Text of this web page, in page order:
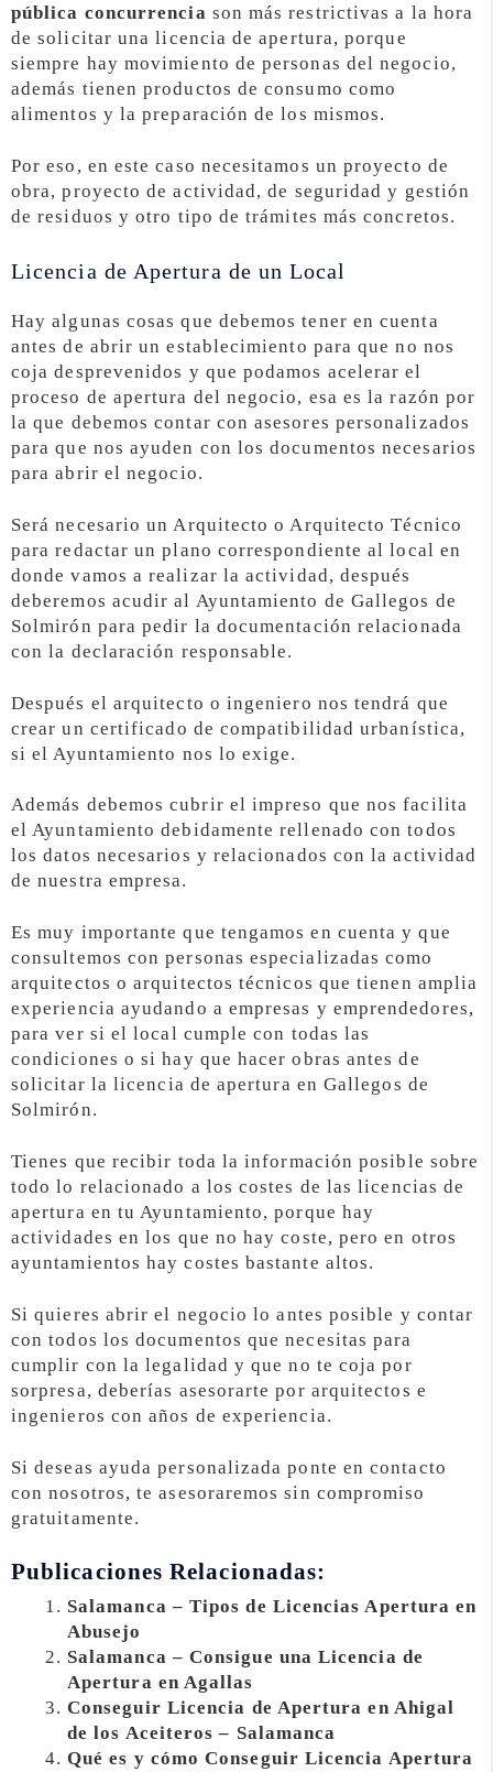
pública concurrencia son más restrictivas a la hora
de solicitar una licencia de apertura, porque
siempre hay movimiento de personas del negocio,
además tienen productos de consumo como
alimentos y la preparación de los mismos.
Por eso, en este caso necesitamos un proyecto de
obra, proyecto de actividad, de seguridad y gestión
de residuos y otro tipo de trámites más concretos.
Licencia de Apertura de un Local
Hay algunas cosas que debemos tener en cuenta
antes de abrir un establecimiento para que no nos
coja desprevenidos y que podamos acelerar el
proceso de apertura del negocio, esa es la razón por
la que debemos contar con asesores personalizados
para que nos ayuden con los documentos necesarios
para abrir el negocio.
Será necesario un Arquitecto o Arquitecto Técnico
para redactar un plano correspondiente al local en
donde vamos a realizar la actividad, después
deberemos acudir al Ayuntamiento de Gallegos de
Solmirón para pedir la documentación relacionada
con la declaración responsable.
Después el arquitecto o ingeniero nos tendrá que
crear un certificado de compatibilidad urbanística,
si el Ayuntamiento nos lo exige.
Además debemos cubrir el impreso que nos facilita
el Ayuntamiento debidamente rellenado con todos
los datos necesarios y relacionados con la actividad
de nuestra empresa.
Es muy importante que tengamos en cuenta y que
consultemos con personas especializadas como
arquitectos o arquitectos técnicos que tienen amplia
experiencia ayudando a empresas y emprendedores,
para ver si el local cumple con todas las
condiciones o si hay que hacer obras antes de
solicitar la licencia de apertura en Gallegos de
Solmirón.
Tienes que recibir toda la información posible sobre
todo lo relacionado a los costes de las licencias de
apertura en tu Ayuntamiento, porque hay
actividades en los que no hay coste, pero en otros
ayuntamientos hay costes bastante altos.
Si quieres abrir el negocio lo antes posible y contar
con todos los documentos que necesitas para
cumplir con la legalidad y que no te coja por
sorpresa, deberías asesorarte por arquitectos e
ingenieros con años de experiencia.
Si deseas ayuda personalizada ponte en contacto
con nosotros, te asesoraremos sin compromiso
gratuitamente.
Publicaciones Relacionadas:
Salamanca – Tipos de Licencias Apertura en
Abusejo
Salamanca – Consigue una Licencia de
Apertura en Agallas
Conseguir Licencia de Apertura en Ahigal
de los Aceiteros – Salamanca
Qué es y cómo Conseguir Licencia Apertura